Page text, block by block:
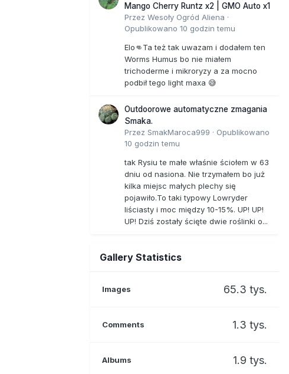
Mango Cherry Runtz x2 | GMO Auto x1
Przez Wesoły Ogród Aliena ·
Opublikowano 10 godzin temu
Elo👊Ta też tak uwazam i dodałem ten
Worms Humus bo nie miałem
trichoderme i mikroryzy a za mocno
podbił tego light maxa 😅
Outdoorowe automatyczne zmagania
Smaka.
Przez SmakMaroca999 · Opublikowano
10 godzin temu
tak Rysiu te małe właśnie ściołem w 63
dniu od nasiona. Nie trzymałem bo już
kilka miejsc małych plechy się
pojawiło.To taki typowy Lowryder
liściasty i moc między 10-15%. UP! UP!
UP! Dziś zostały ścięte dwie roślinki o...
Gallery Statistics
Images 65.3 tys.
Comments 1.3 tys.
Albums 1.9 tys.